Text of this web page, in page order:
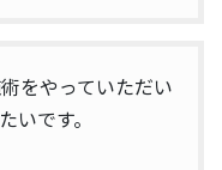
をやっていただい
いです。